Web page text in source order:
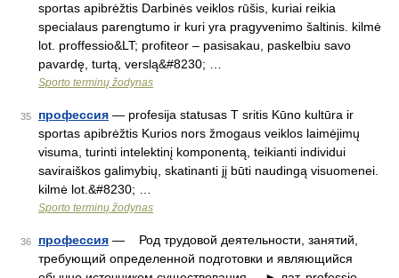
sportas apibrėžtis Darbinės veiklos rūšis, kuriai reikia
specialaus parengtumo ir kuri yra pragyvenimo šaltinis. kilmė
lot. proffessio&LT; profiteor – pasisakau, paskelbiu savo
pavardę, turtą, verslą&#8230; …
Sporto terminų žodynas
35 профессия — profesija statusas T sritis Kūno kultūra ir
sportas apibrėžtis Kurios nors žmogaus veiklos laimėjimų
visuma, turinti intelektinį komponentą, teikianti individui
saviraiškos galimybių, skatinanti jį būti naudingą visuomenei.
kilmė lot.&#8230; …
Sporto terminų žodynas
36 профессия — Род трудовой деятельности, занятий,
требующий определенной подготовки и являющийся